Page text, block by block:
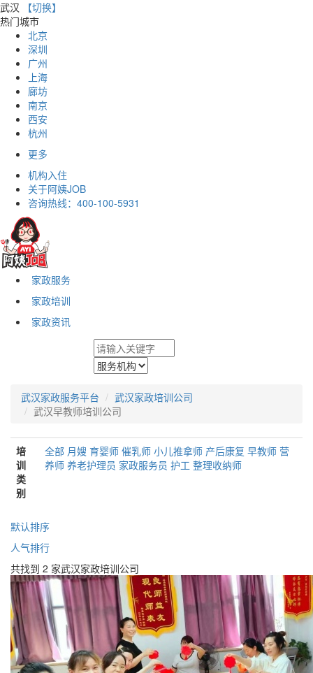
武汉
【切换】
热门城市
北京
深圳
广州
上海
廊坊
南京
西安
杭州
更多
机构入住
关于阿姨JOB
咨询热线： 400-100-5931
家政服务
家政培训
家政资讯
武汉家政服务平台
武汉家政培训公司
武汉早教师培训公司
培
训
类
别
全部 月嫂 育婴师 催乳师 小儿推拿师 产后康复 早教师 营
养师 养老护理员 家政服务员 护工 整理收纳师
默认排序
人气排行
共找到 2 家武汉家政培训公司